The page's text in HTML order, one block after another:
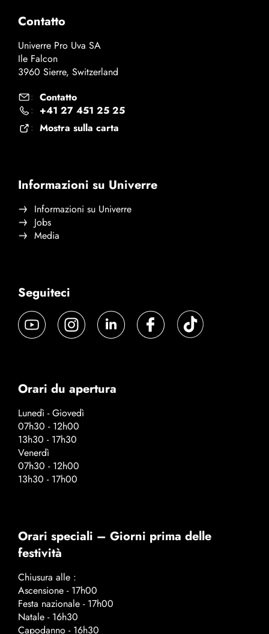
Contatto
Univerre Pro Uva SA
Ile Falcon
3960 Sierre, Switzerland
: Contatto
: +41 27 451 25 25
: Mostra sulla carta
Informazioni su Univerre
Informazioni su Univerre
Jobs
Media
Seguiteci
Orari du apertura
Lunedì - Giovedì
07h30 - 12h00
13h30 - 17h30
Venerdì
07h30 - 12h00
13h30 - 17h00
Orari speciali – Giorni prima delle
festività
Chiusura alle :
Ascensione - 17h00
Festa nazionale - 17h00
Natale - 16h30
Capodanno - 16h30